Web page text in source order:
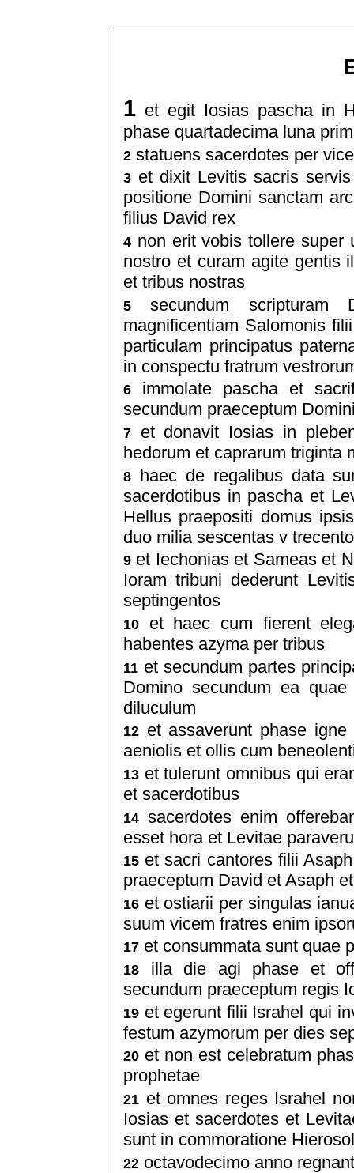
1 et egit Iosias pascha in
phase quartadecima luna
2 statuens sacerdotes per
3 et dixit Levitis sacris
positione Domini sanctam
filius David rex
4 non erit vobis tollere super
nostro et curam agite gentis
et tribus nostras
5
secundum scripturam
magnificentiam Salomonis
particulam principatus
in conspectu fratrum
6
immolate pascha et
secundum praeceptum
7
et donavit Iosias in
hedorum et caprarum triginta
8 haec de regalibus data
sacerdotibus in pascha et
Hellus praepositi domus
duo milia sescentas v
9 et Iechonias et Sameas et
Ioram tribuni dederunt
septingentos
10
et haec cum fierent
habentes azyma per tribus
11 et secundum partes
Domino secundum ea
diluculum
12 et assaverunt phase
aeniolis et ollis cum
13 et tulerunt omnibus qui
et sacerdotibus
14 sacerdotes enim
esset hora et Levitae
15 et sacri cantores filii
praeceptum David et Asaph
16 et ostiarii per singulas
suum vicem fratres enim
17 et consummata sunt quae
18
illa die agi phase et
secundum praeceptum regis
19 et egerunt filii Israhel qui
festum azymorum per dies
20 et non est celebratum
prophetae
21 et omnes reges Israhel
Iosias et sacerdotes et
sunt in commoratione
22 octavodecimo anno